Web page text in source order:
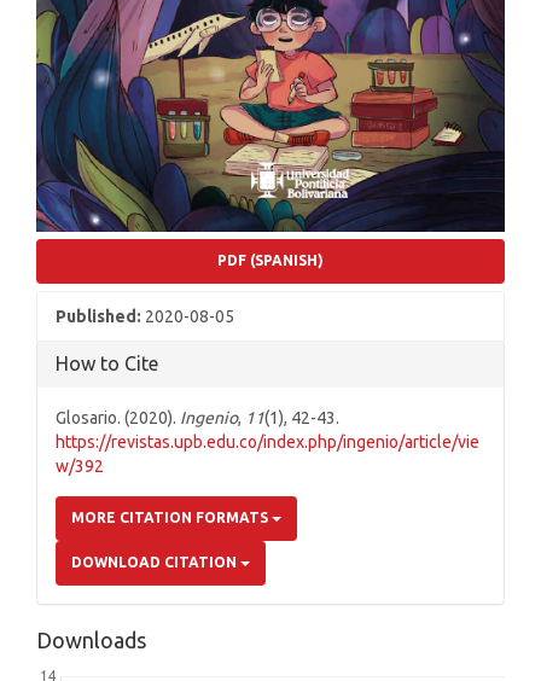
PDF (SPANISH)
Published: 2020-08-05
How to Cite
Glosario. (2020). Ingenio, 11(1), 42-43.
https://revistas.upb.edu.co/index.php/ingenio/article/vie
w/392
MORE CITATION FORMATS
DOWNLOAD CITATION
Downloads